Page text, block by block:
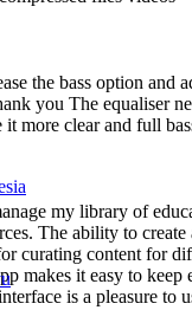
the bass option and
you The equaliser
it more clear and full
my library of
The ability to create
curating content for
makes it easy to keep
is a pleasure to
in education.